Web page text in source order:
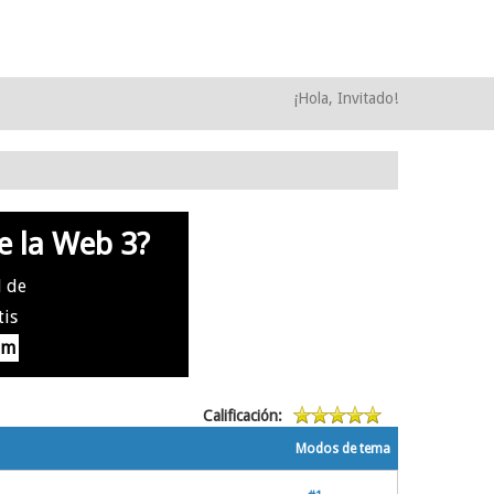
¡Hola, Invitado!
la Web 3?
de
Calificación:
Modos de tema